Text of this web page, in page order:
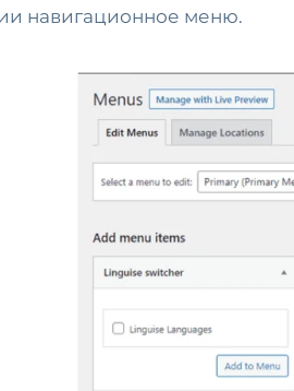
навигационное меню.